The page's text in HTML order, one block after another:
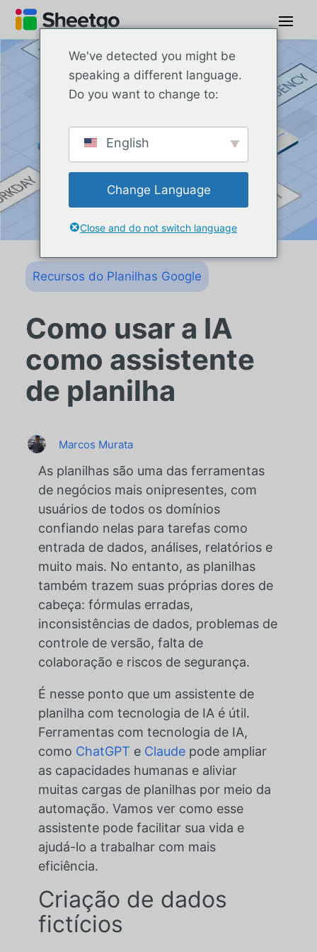
Recursos do Planilhas Google
Como usar a IA
como assistente
de planilha
Marcos Murata
As planilhas são uma das ferramentas
de negócios mais onipresentes, com
usuários de todos os domínios
confiando nelas para tarefas como
entrada de dados, análises, relatórios e
muito mais. No entanto, as planilhas
também trazem suas próprias dores de
cabeça: fórmulas erradas,
inconsistências de dados, problemas de
controle de versão, falta de
colaboração e riscos de segurança.
É nesse ponto que um assistente de
planilha com tecnologia de IA é útil.
Ferramentas com tecnologia de IA,
como ChatGPT e Claudepode ampliar
as capacidades humanas e aliviar
muitas cargas de planilhas por meio da
automação. Vamos ver como esse
assistente pode facilitar sua vida e
ajudá-lo a trabalhar com mais
eficiência.
Criação de dados
fictícios
We've detected you might be
speaking a different language.
Do you want to change to:
English
Change Language
Close and do not switch language